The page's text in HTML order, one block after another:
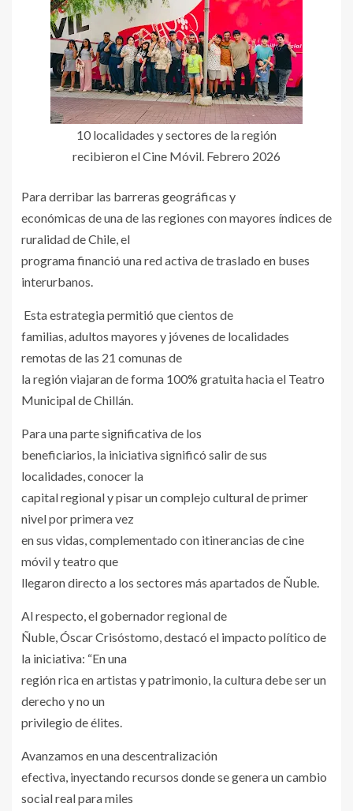
10 localidades y sectores de la región
recibieron el Cine Móvil. Febrero 2026
Para derribar las barreras geográficas y
económicas de una de las regiones con mayores índices de
ruralidad de Chile, el
programa financió una red activa de traslado en buses
interurbanos.
Esta estrategia permitió que cientos de
familias, adultos mayores y jóvenes de localidades
remotas de las 21 comunas de
la región viajaran de forma 100% gratuita hacia el Teatro
Municipal de Chillán.
Para una parte significativa de los
beneficiarios, la iniciativa significó salir de sus
localidades, conocer la
capital regional y pisar un complejo cultural de primer
nivel por primera vez
en sus vidas, complementado con itinerancias de cine
móvil y teatro que
llegaron directo a los sectores más apartados de Ñuble.
Al respecto, el gobernador regional de
Ñuble, Óscar Crisóstomo, destacó el impacto político de
la iniciativa: “En una
región rica en artistas y patrimonio, la cultura debe ser un
derecho y no un
privilegio de élites.
Avanzamos en una descentralización
efectiva, inyectando recursos donde se genera un cambio
social real para miles